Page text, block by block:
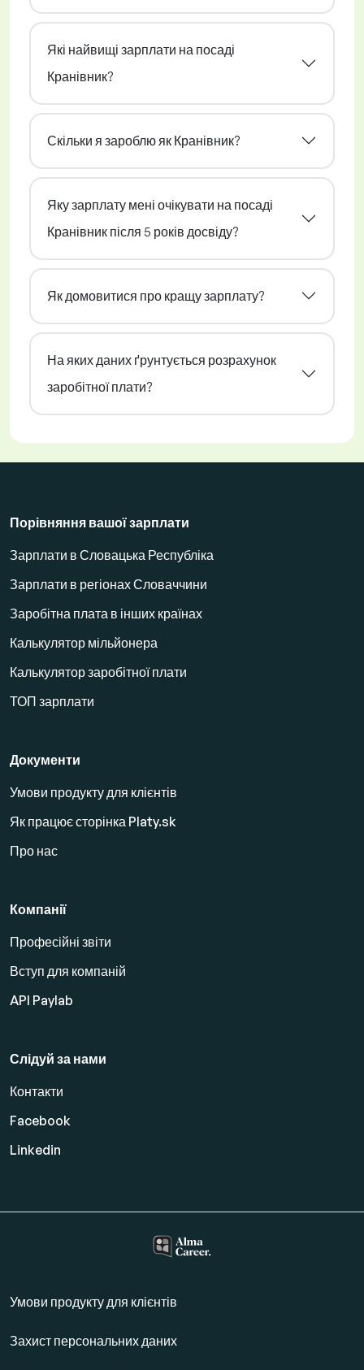
Які найвищі зарплати на посаді
Кранівник?
Скільки я зароблю як Кранівник?
Яку зарплату мені очікувати на посаді
Кранівник після 5 років досвіду?
Як домовитися про кращу зарплату?
На яких даних ґрунтується розрахунок
заробітної плати?
Порівняння вашої зарплати
Зарплати в Словацька Республіка
Зарплати в регіонах Словаччини
Заробітна плата в інших країнах
Калькулятор мільйонера
Калькулятор заробітної плати
ТОП зарплати
Документи
Умови продукту для клієнтів
Як працює сторінка Platy.sk
Про нас
Компанії
Професійні звіти
Вступ для компаній
API Paylab
Слідуй за нами
Контакти
Facebook
Linkedin
Умови продукту для клієнтів
Захист персональних даних